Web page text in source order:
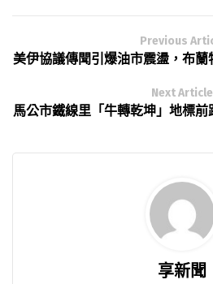
Previous
美伊協議傳聞引爆油市震盪，布
Next Article
馬公市鐵線里「牛轉乾坤」地標
享新聞